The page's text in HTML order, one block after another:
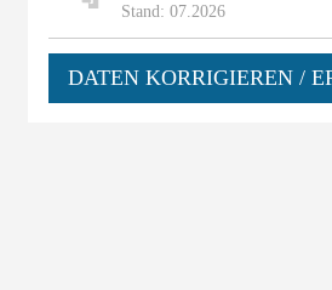
Stand: 07.2026
DATEN KORRIGIEREN /